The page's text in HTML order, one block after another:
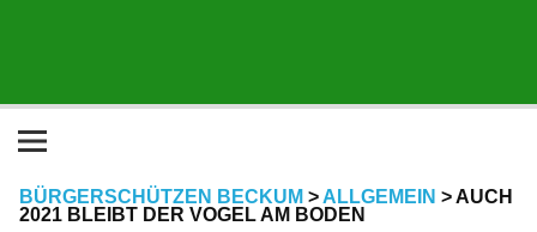
BÜRGERSCHÜTZEN BECKUM > ALLGEMEIN >AUCH
2021 BLEIBT DER VOGEL AM BODEN